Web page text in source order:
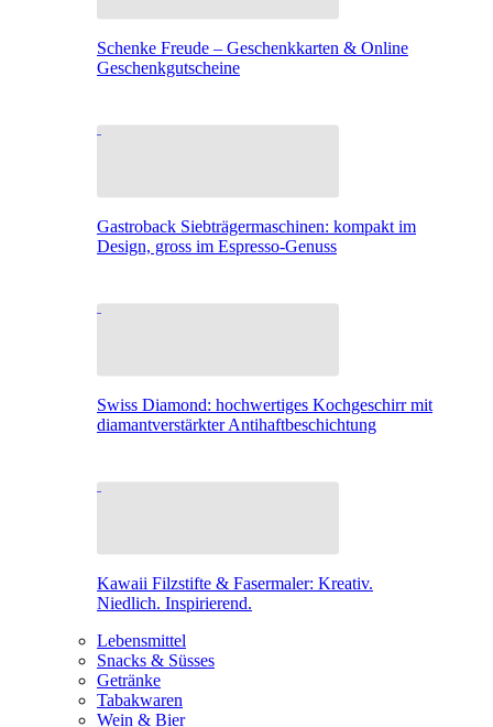
Schenke Freude – Geschenkkarten & Online
Geschenkgutscheine
Gastroback Siebträgermaschinen: kompakt im
Design, gross im Espresso-Genuss
Swiss Diamond: hochwertiges Kochgeschirr mit
diamantverstärkter Antihaftbeschichtung
Kawaii Filzstifte & Fasermaler: Kreativ.
Niedlich. Inspirierend.
Lebensmittel
Snacks & Süsses
Getränke
Tabakwaren
Wein & Bier